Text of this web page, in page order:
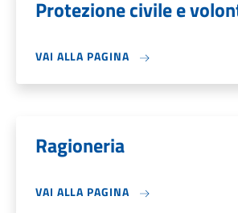
Protezione civile e
VAI ALLA PAGINA
Ragioneria
VAI ALLA PAGINA